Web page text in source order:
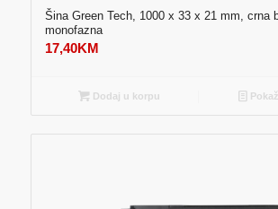
Šina Green Tech, 1000 x 33 x 21 mm, crna
monofazna
17,40KM
Dodaj u korpu